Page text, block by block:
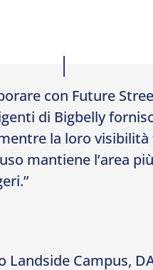
con Future
di Bigbelly
la loro
mantiene l’area
Landside Campus,